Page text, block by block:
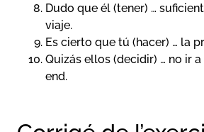
Dudo que él (tener) …
viaje.
Es cierto que tú (hacer) … la
Quizás ellos (decidir) … no ir
end.